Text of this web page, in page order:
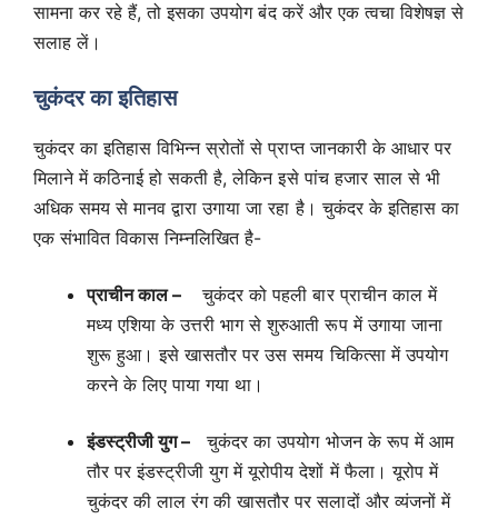
सामना कर रहे हैं, तो इसका उपयोग बंद करें और एक त्वचा विशेषज्ञ से
सलाह लें।
चुकंदर का इतिहास
चुकंदर का इतिहास विभिन्न स्रोतों से प्राप्त जानकारी के आधार पर
मिलाने में कठिनाई हो सकती है, लेकिन इसे पांच हजार साल से भी
अधिक समय से मानव द्वारा उगाया जा रहा है। चुकंदर के इतिहास का
एक संभावित विकास निम्नलिखित है-
प्राचीन काल –
चुकंदर को पहली बार प्राचीन काल में
मध्य एशिया के उत्तरी भाग से शुरुआती रूप में उगाया जाना
शुरू हुआ। इसे खासतौर पर उस समय चिकित्सा में उपयोग
करने के लिए पाया गया था।
इंडस्ट्रीजी युग – चुकंदर का उपयोग भोजन के रूप में आम
तौर पर इंडस्ट्रीजी युग में यूरोपीय देशों में फैला। यूरोप में
चुकंदर की लाल रंग की खासतौर पर सलादों और व्यंजनों में